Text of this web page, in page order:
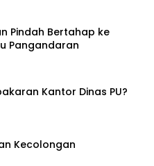
Pindah Bertahap ke
Pangandaran
Kantor Dinas PU?
Kecolongan